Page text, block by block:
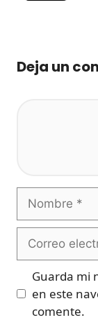
Deja un
electrónico
Guarda mi
en este
comente.